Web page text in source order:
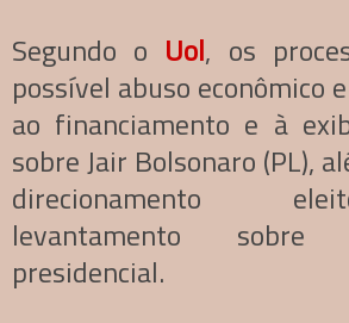
Segundo o Uol, os
possível abuso econômico
ao financiamento e à
sobre Jair Bolsonaro (PL),
direcionamento
levantamento
presidencial.